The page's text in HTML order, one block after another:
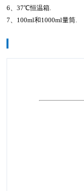
6、37℃恒温箱.
7、100ml和1000ml量筒.